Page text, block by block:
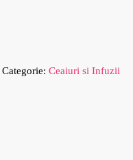
Categorie: Ceaiuri si Infuzii